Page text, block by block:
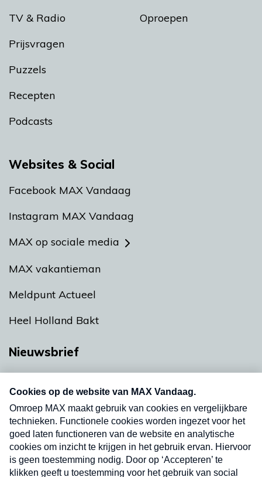
TV & Radio
Prijsvragen
Puzzels
Recepten
Podcasts
Oproepen
Websites & Social
Facebook MAX Vandaag
Instagram MAX Vandaag
MAX op sociale media
MAX vakantieman
Meldpunt Actueel
Heel Holland Bakt
Nieuwsbrief
Neem hier een gratis abonnement op onze
nieuwsbrief. Elke vrijdag- en dinsdagochtend in
uw mailbox.
Verzend